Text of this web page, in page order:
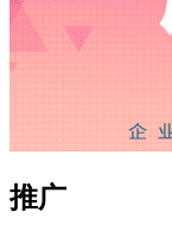
推广